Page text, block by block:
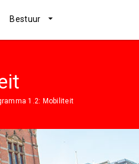
Bestuur
1.2: Mobiliteit